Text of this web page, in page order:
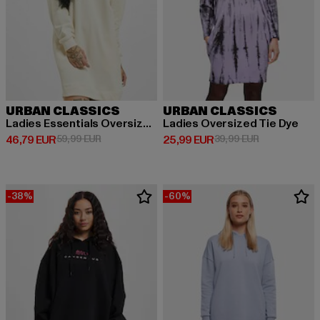
URBAN CLASSICS
Ladies Essentials Oversized Terry
46,79 EUR
Derzeitiger Preis: 46,79 EUR
59,99 EURAktionspreis: 59,99 EUR
URBAN CLASSICS
Ladies Oversized Tie Dye
25,99 EUR
Derzeitiger Preis: 25,99 EUR
39,99 EURAktionspreis:
-38% -60%